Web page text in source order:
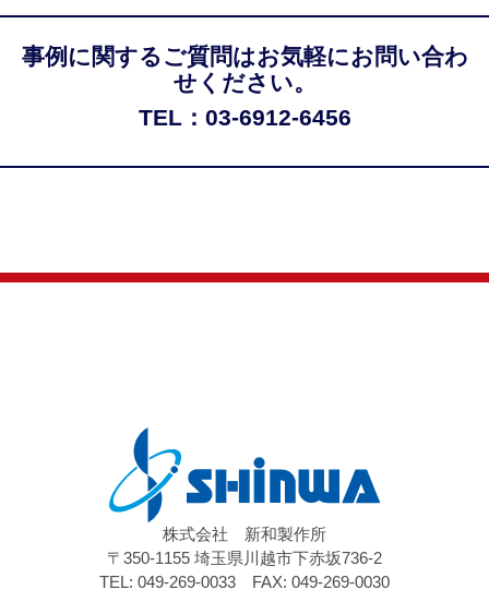
事例に関するご質問はお気軽にお問い合わ
せください。
TEL：03-6912-6456
株式会社 新和製作所
〒350-1155 埼玉県川越市下赤坂736-2
TEL: 049-269-0033 FAX: 049-269-0030